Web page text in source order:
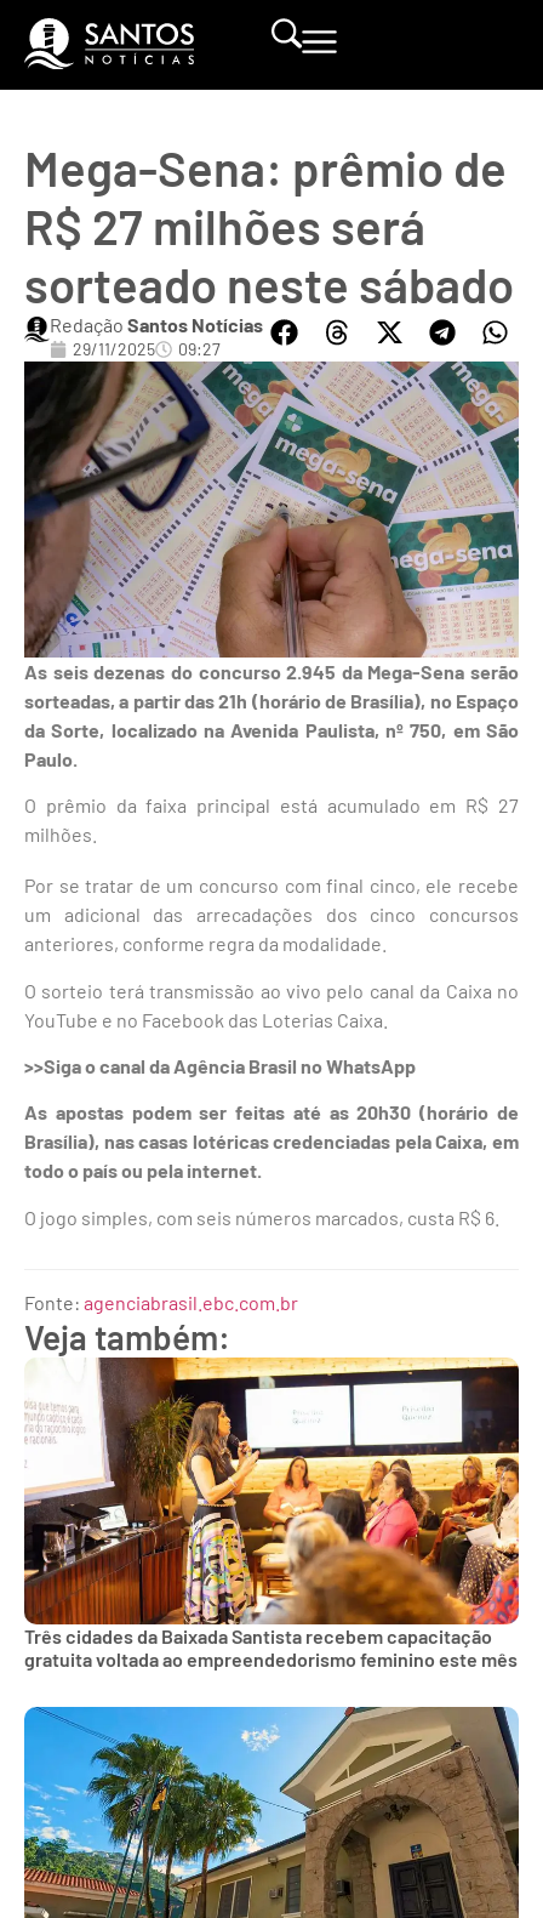
Mega-Sena: prêmio de
R$ 27 milhões será
sorteado neste sábado
Redação Santos Notícias
29/11/2025 09:27
As seis dezenas do concurso 2.945 da Mega-Sena serão
sorteadas, a partir das 21h (horário de Brasília), no Espaço
da Sorte, localizado na Avenida Paulista, nº 750, em São
Paulo.
O prêmio da faixa principal está acumulado em R$ 27
milhões.
Por se tratar de um concurso com final cinco, ele recebe
um adicional das arrecadações dos cinco concursos
anteriores, conforme regra da modalidade.
O sorteio terá transmissão ao vivo pelo canal da Caixa no
YouTube e no Facebook das Loterias Caixa.
>>Siga o canal da Agência Brasil no WhatsApp
As apostas podem ser feitas até as 20h30 (horário de
Brasília), nas casas lotéricas credenciadas pela Caixa, em
todo o país ou pela internet.
O jogo simples, com seis números marcados, custa R$ 6.
Fonte: agenciabrasil.ebc.com.br
Veja também:
Três cidades da Baixada Santista recebem capacitação
gratuita voltada ao empreendedorismo feminino este mês